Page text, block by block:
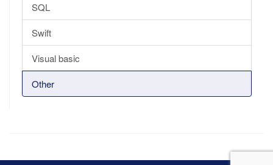
SQL
Swift
Visual basic
Other